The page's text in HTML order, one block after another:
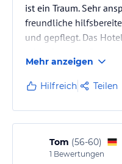
ist ein Traum. Sehr
freundliche
und gepflegt. Das
können.
Mehr anzeigen
Hilfreich Teilen
Tom (56-60)
1 Bewertungen